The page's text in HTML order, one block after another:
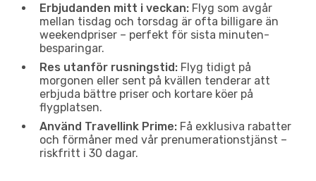
Erbjudanden mitt i veckan: Flyg som avgår
mellan tisdag och torsdag är ofta billigare än
weekendpriser – perfekt för sista minuten-
besparingar.
Res utanför rusningstid: Flyg tidigt på
morgonen eller sent på kvällen tenderar att
erbjuda bättre priser och kortare köer på
flygplatsen.
Använd Travellink Prime: Få exklusiva rabatter
och förmåner med vår prenumerationstjänst –
riskfritt i 30 dagar.